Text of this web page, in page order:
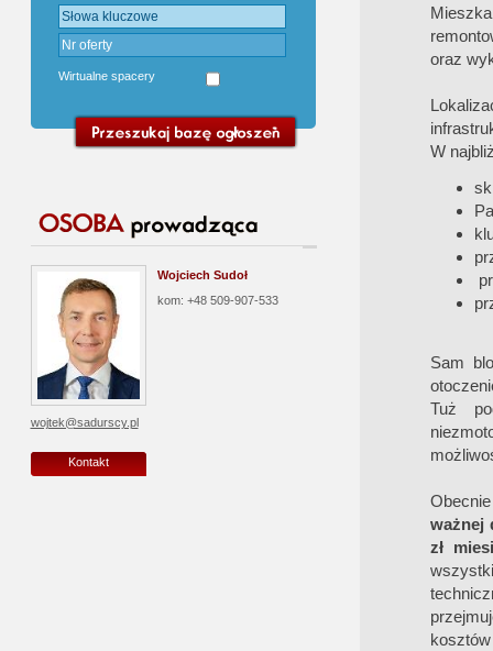
Wirtualne spacery
Wojciech Sudoł
kom: +48 509-907-533
wojtek@sadurscy.pl
Kontakt
oraz
W
Sam
Tuż
ważnej
zł